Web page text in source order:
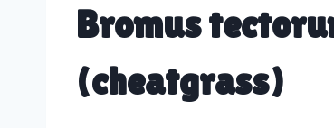
Bromus
(cheatgrass)